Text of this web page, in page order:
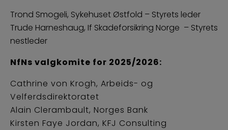
Trond Smogeli, Sykehuset Østfold – Styrets leder
Trude Harneshaug, If Skadeforsikring Norge – Styrets
nestleder
NfNs valgkomite for 2025/2026:
Cathrine von Krogh, Arbeids- og
Velferdsdirektoratet
Alain Clerambault, Norges Bank
Kirsten Faye Jordan, KFJ Consulting